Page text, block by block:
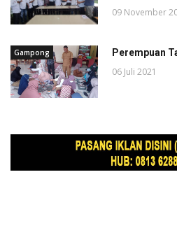
09 November
Gampong Perempuan
06 Juli 2021